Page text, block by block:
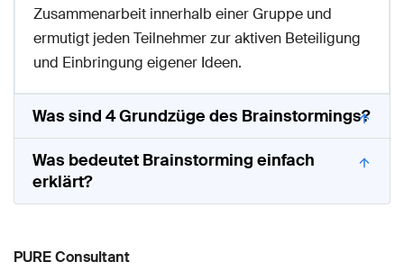
Zusammenarbeit innerhalb einer Gruppe und
ermutigt jeden Teilnehmer zur aktiven Beteiligung
und Einbringung eigener Ideen.
Was sind 4 Grundzüge des Brainstormings?
Was bedeutet Brainstorming einfach
erklärt?
PURE Consultant